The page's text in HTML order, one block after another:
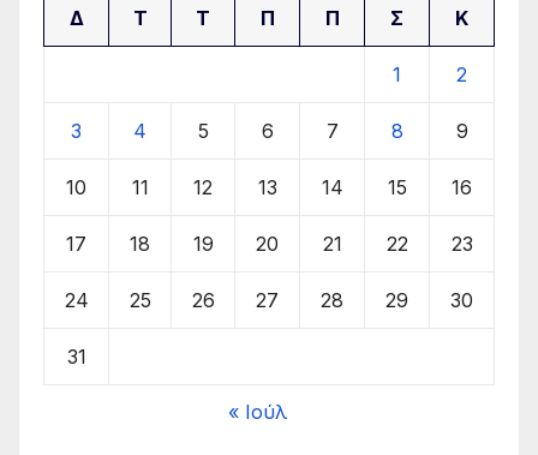
Δ Τ Τ Π Π Σ Κ
1 2
3 4 5 6 7 8 9
10 11 12 13 14 15 16
17 18 19 20 21 22 23
24 25 26 27 28 29 30
31
« Ιούλ